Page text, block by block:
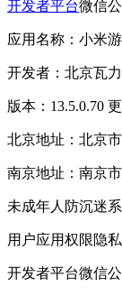
开发者平台微信
应用名称：小米
开发者：北京瓦
版本：13.5.0.70
北京地址：北京
南京地址：南京
未成年人防沉迷
用户应用权限隐
开发者平台微信